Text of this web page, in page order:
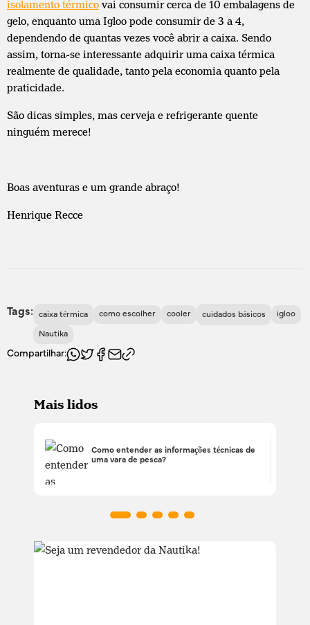
isolamento térmicovai consumir cerca de 10 embalagens de
gelo, enquanto uma Igloo pode consumir de 3 a 4,
dependendo de quantas vezes você abrir a caixa. Sendo
assim, torna-se interessante adquirir uma caixa térmica
realmente de qualidade, tanto pela economia quanto pela
praticidade.
São dicas simples, mas cerveja e refrigerante quente
ninguém merece!
Boas aventuras e um grande abraço!
Henrique Recce
Tags: caixa térmica como escolher cooler cuidados básicos igloo
Nautika
Compartilhar:
Mais lidos
Como entender as informações técnicas de
uma vara de pesca?